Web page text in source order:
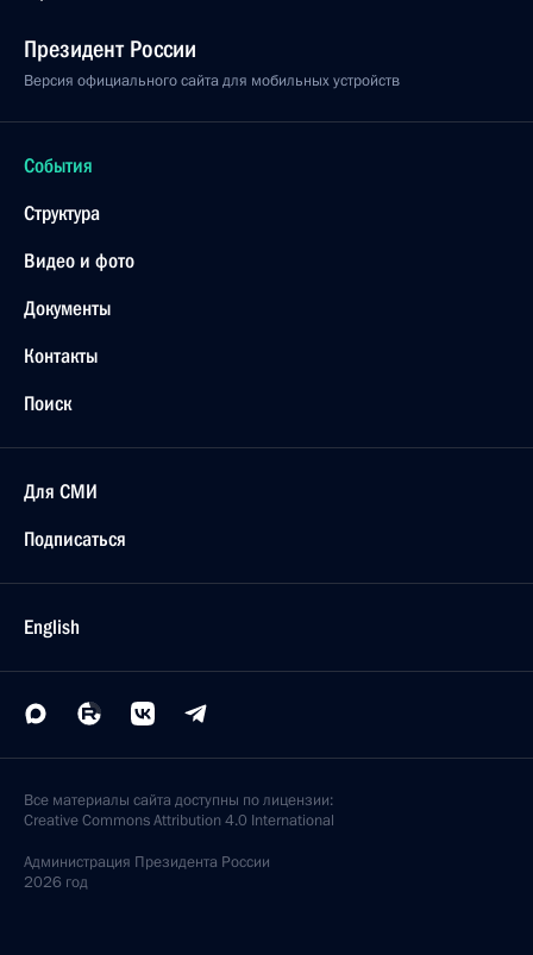
Президент России
Версия официального сайта для мобильных устройств
События
Структура
Видео и фото
Документы
Контакты
Поиск
Для СМИ
Подписаться
English
Все материалы сайта доступны по лицензии:
Creative Commons Attribution 4.0 International
Администрация Президента России
2026 год